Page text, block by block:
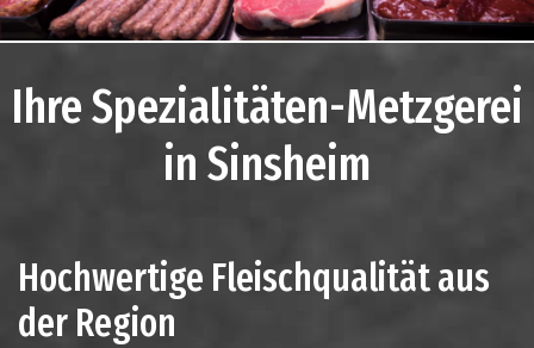
Ihre Spezialitäten-Metzgerei
in Sinsheim
Hochwertige Fleischqualität aus
der Region